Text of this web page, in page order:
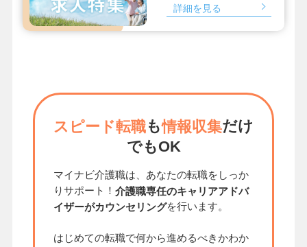
詳細を見る
スピード転職も情報収集だけ
でもOK
マイナビ介護職は、あなたの転職をしっか
りサポート！ 介護職専任のキャリアアドバ
イザーがカウンセリングを行います。
はじめての転職で何から進めるべきかわか